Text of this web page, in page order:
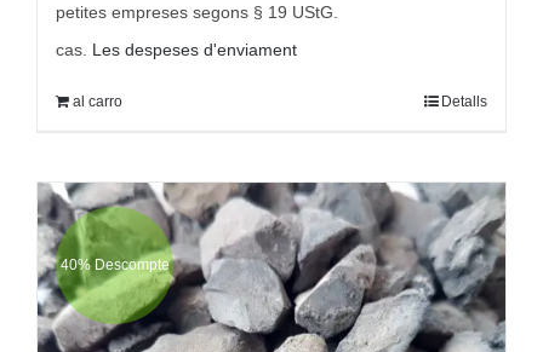
9,95 €
5,95 €.
petites empreses segons § 19 UStG.
cas. Les despeses d'enviament
al carro Detalls
40% Descompte